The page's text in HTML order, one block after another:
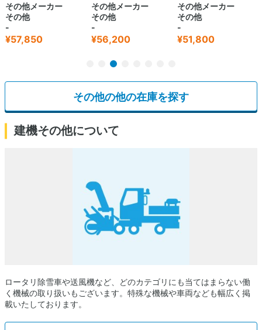
その他メーカー
その他
-
¥57,850
その他メーカー
その他
-
¥56,200
その他メーカー
その他
-
¥51,800
その他の他の在庫を探す
建機その他について
ロータリ除雪車や送風機など、どのカテゴリにも当てはまらない働
く機械の取り扱いもございます。特殊な機械や車両なども幅広く掲
載いたしております。